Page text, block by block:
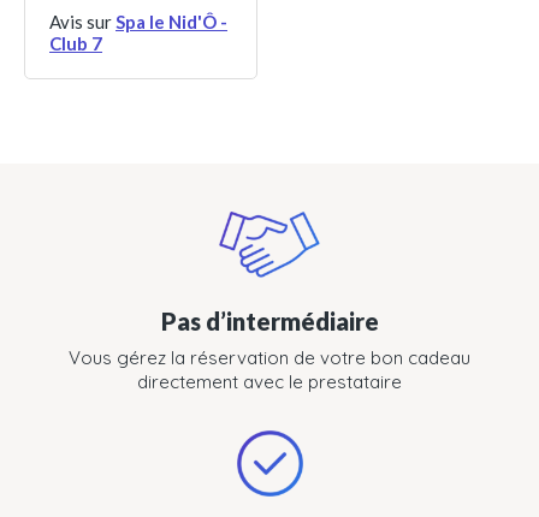
Avis surSpa le Nid'Ô -
Club 7
Pas d’intermédiaire
Vous gérez la réservation de votre bon cadeau
directement avec le prestataire